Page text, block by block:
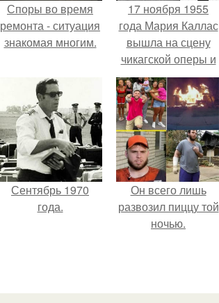
Споры во время
ремонта - ситуация
знакомая многим.
17 ноября 1955
года Мария Каллас
вышла на сцену
чикагской оперы и
сорвала овации.
Сентябрь 1970
года.
Он всего лишь
развозил пиццу той
ночью.